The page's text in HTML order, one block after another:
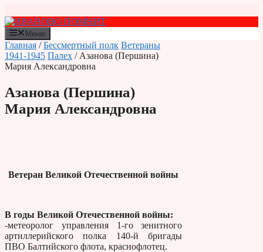
к
содержимому
Меню
Главная /Бессмертный полк Ветераны
1941-1945 Палех / Азанова (Першина)
Мария Александровна
Азанова (Першина)
Мария Александровна
Ветеран Великой Отечественной войны
В годы Великой Отечественной войны:
-метеоролог управления 1-го зенитного
артиллерийского полка 140-й бригады
ПВО Балтийского флота, краснофлотец.